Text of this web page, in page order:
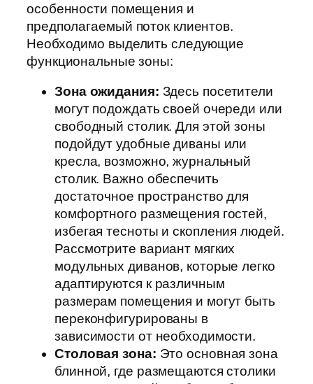
особенности помещения и
предполагаемый поток клиентов.
Необходимо выделить следующие
функциональные зоны:
Зона ожидания: Здесь посетители
могут подождать своей очереди или
свободный столик. Для этой зоны
подойдут удобные диваны или
кресла, возможно, журнальный
столик. Важно обеспечить
достаточное пространство для
комфортного размещения гостей,
избегая тесноты и скопления людей.
Рассмотрите вариант мягких
модульных диванов, которые легко
адаптируются к различным
размерам помещения и могут быть
переконфигурированы в
зависимости от необходимости.
Столовая зона: Это основная зона
блинной, где размещаются столики